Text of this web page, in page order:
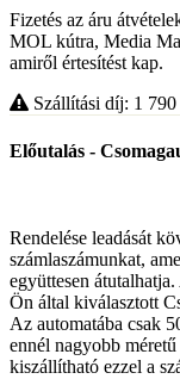
Fizetés az áru
MOL kútra, Media
amiről értesítést kap.
Szállítási díj: 1 790
Előutalás -
Rendelése leadását
számlaszámunkat,
együttesen
Ön által kiválasztott
Az automatába csak
ennél nagyobb
kiszállítható ezzel a